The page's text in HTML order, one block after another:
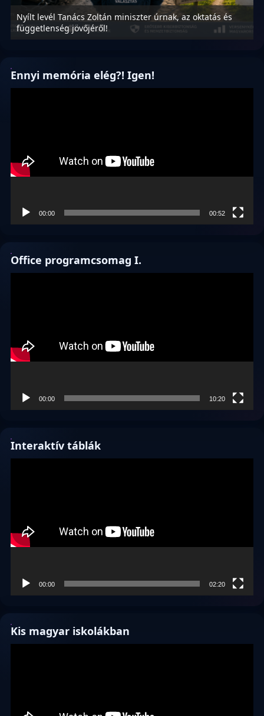
Nyílt levél Tanács Zoltán miniszter úrnak, az oktatás és
függetlenség jövőjéről!
Ennyi memória elég?! Igen!
00:00 00:52
Office programcsomag I.
00:00 10:20
Interaktív táblák
00:00 02:20
Kis magyar iskolákban